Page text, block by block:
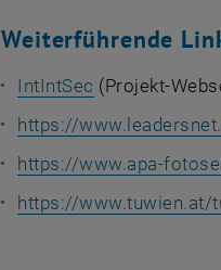
Weiterführende
IntIntSec (Projekt-
https://
https://www.apa-
https://www.tuwien.at/